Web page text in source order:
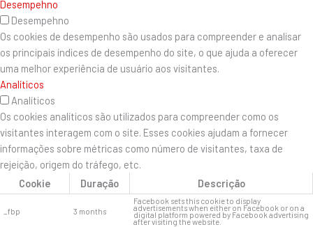
Desempehno
Desempehno
Os cookies de desempenho são usados ​​para compreender e analisar
os principais índices de desempenho do site, o que ajuda a oferecer
uma melhor experiência de usuário aos visitantes.
Analíticos
Analíticos
Os cookies analíticos são utilizados para compreender como os
visitantes interagem com o site. Esses cookies ajudam a fornecer
informações sobre métricas como número de visitantes, taxa de
rejeição, origem do tráfego, etc.
Cookie
Duração Descrição
_fbp 3 months
Facebook sets this cookie to display
advertisements when either on Facebook or on a
digital platform powered by Facebook advertising
after visiting the website.